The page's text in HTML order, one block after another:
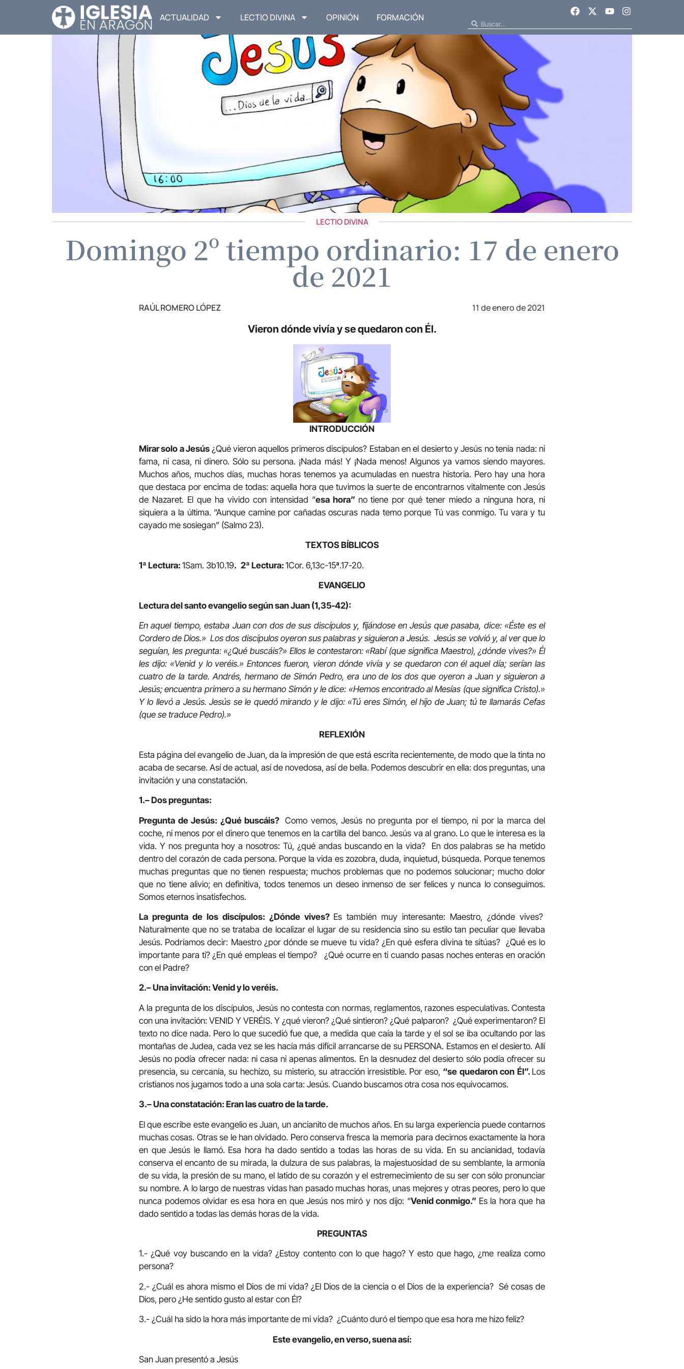
ACTUALIDAD LECTIO DIVINA OPINIÓN FORMACIÓN
LECTIO DIVINA
Domingo 2º tiempo ordinario: 17 de enero
de 2021
RAÚL ROMERO LÓPEZ 11 de enero de 2021
Vieron dónde vivía y se quedaron con Él.
INTRODUCCIÓN
Mirar solo a Jesús ¿Qué vieron aquellos primeros discípulos? Estaban en el desierto y Jesús no tenía nada: ni
fama, ni casa, ni dinero. Sólo su persona. ¡Nada más! Y ¡Nada menos! Algunos ya vamos siendo mayores.
Muchos años, muchos días, muchas horas tenemos ya acumuladas en nuestra historia. Pero hay una hora
que destaca por encima de todas: aquella hora que tuvimos la suerte de encontrarnos vitalmente con Jesús
de Nazaret. El que ha vivido con intensidad “esa hora” no tiene por qué tener miedo a ninguna hora, ni
siquiera a la última. “Aunque camine por cañadas oscuras nada temo porque Tú vas conmigo. Tu vara y tu
cayado me sosiegan” (Salmo 23).
TEXTOS BÍBLICOS
1ª Lectura: 1Sam. 3b10.19. 2ª Lectura: 1Cor. 6,13c-15ª.17-20.
EVANGELIO
Lectura del santo evangelio según san Juan (1,35-42):
En aquel tiempo, estaba Juan con dos de sus discípulos y, fijándose en Jesús que pasaba, dice: «Éste es el
Cordero de Dios.» Los dos discípulos oyeron sus palabras y siguieron a Jesús. Jesús se volvió y, al ver que lo
seguían, les pregunta: «¿Qué buscáis?» Ellos le contestaron: «Rabí (que significa Maestro), ¿dónde vives?» Él
les dijo: «Venid y lo veréis.» Entonces fueron, vieron dónde vivía y se quedaron con él aquel día; serían las
cuatro de la tarde. Andrés, hermano de Simón Pedro, era uno de los dos que oyeron a Juan y siguieron a
Jesús; encuentra primero a su hermano Simón y le dice: «Hemos encontrado al Mesías (que significa Cristo).»
Y lo llevó a Jesús. Jesús se le quedó mirando y le dijo: «Tú eres Simón, el hijo de Juan; tú te llamarás Cefas
(que se traduce Pedro).»
REFLEXIÓN
Esta página del evangelio de Juan, da la impresión de que está escrita recientemente, de modo que la tinta no
acaba de secarse. Así de actual, así de novedosa, así de bella. Podemos descubrir en ella: dos preguntas, una
invitación y una constatación.
1.– Dos preguntas:
Pregunta de Jesús: ¿Qué buscáis? Como vemos, Jesús no pregunta por el tiempo, ni por la marca del
coche, ni menos por el dinero que tenemos en la cartilla del banco. Jesús va al grano. Lo que le interesa es la
vida. Y nos pregunta hoy a nosotros: Tú, ¿qué andas buscando en la vida? En dos palabras se ha metido
dentro del corazón de cada persona. Porque la vida es zozobra, duda, inquietud, búsqueda. Porque tenemos
muchas preguntas que no tienen respuesta; muchos problemas que no podemos solucionar; mucho dolor
que no tiene alivio; en definitiva, todos tenemos un deseo inmenso de ser felices y nunca lo conseguimos.
Somos eternos insatisfechos.
La pregunta de los discípulos: ¿Dónde vives? Es también muy interesante: Maestro, ¿dónde vives?
Naturalmente que no se trataba de localizar el lugar de su residencia sino su estilo tan peculiar que llevaba
Jesús. Podríamos decir: Maestro ¿por dónde se mueve tu vida? ¿En qué esfera divina te sitúas? ¿Qué es lo
importante para ti? ¿En qué empleas el tiempo? ¿Qué ocurre en ti cuando pasas noches enteras en oración
con el Padre?
2.– Una invitación: Venid y lo veréis.
A la pregunta de los discípulos, Jesús no contesta con normas, reglamentos, razones especulativas. Contesta
con una invitación: VENID Y VERÉIS. Y ¿qué vieron? ¿Qué sintieron? ¿Qué palparon? ¿Qué experimentaron? El
texto no dice nada. Pero lo que sucedió fue que, a medida que caía la tarde y el sol se iba ocultando por las
montañas de Judea, cada vez se les hacía más difícil arrancarse de su PERSONA. Estamos en el desierto. Allí
Jesús no podía ofrecer nada: ni casa ni apenas alimentos. En la desnudez del desierto sólo podía ofrecer su
presencia, su cercanía, su hechizo, su misterio, su atracción irresistible. Por eso, “se quedaron con Él”. Los
cristianos nos jugamos todo a una sola carta: Jesús. Cuando buscamos otra cosa nos equivocamos.
3.– Una constatación: Eran las cuatro de la tarde.
El que escribe este evangelio es Juan, un ancianito de muchos años. En su larga experiencia puede contarnos
muchas cosas. Otras se le han olvidado. Pero conserva fresca la memoria para decirnos exactamente la hora
en que Jesús le llamó. Esa hora ha dado sentido a todas las horas de su vida. En su ancianidad, todavía
conserva el encanto de su mirada, la dulzura de sus palabras, la majestuosidad de su semblante, la armonía
de su vida, la presión de su mano, el latido de su corazón y el estremecimiento de su ser con sólo pronunciar
su nombre. A lo largo de nuestras vidas han pasado muchas horas, unas mejores y otras peores, pero lo que
nunca podemos olvidar es esa hora en que Jesús nos miró y nos dijo: “Venid conmigo.” Es la hora que ha
dado sentido a todas las demás horas de la vida.
PREGUNTAS
1.- ¿Qué voy buscando en la vida? ¿Estoy contento con lo que hago? Y esto que hago, ¿me realiza como
persona?
2.- ¿Cuál es ahora mismo el Dios de mi vida? ¿El Dios de la ciencia o el Dios de la experiencia? Sé cosas de
Dios, pero ¿He sentido gusto al estar con Él?
3.- ¿Cuál ha sido la hora más importante de mi vida? ¿Cuánto duró el tiempo que esa hora me hizo feliz?
Este evangelio, en verso, suena así:
San Juan presentó a Jesús